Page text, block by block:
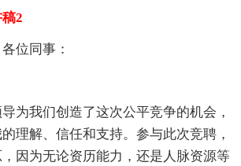
2
位同事：
我们创造了这次公平竞争的机会，
理解、信任和支持。参与此次竞聘，
因为无论资历能力，还是人脉资源等